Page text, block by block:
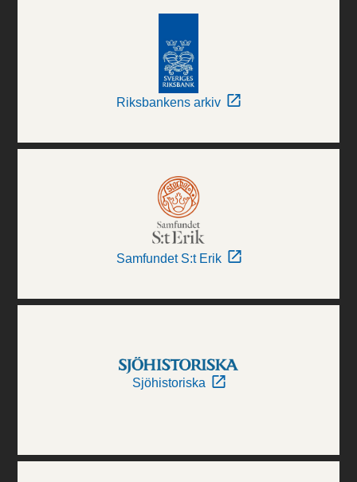
Riksbankens arkiv
Samfundet S:t Erik
Sjöhistoriska